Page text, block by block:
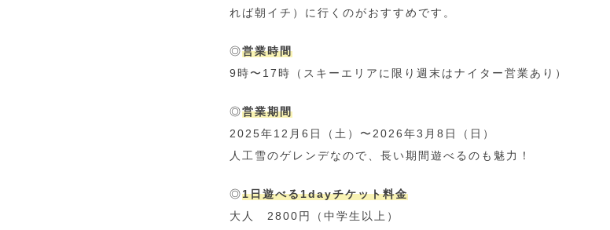
れば朝イチ）に行くのがおすすめです。
◎営業時間
9時〜17時（スキーエリアに限り週末はナイター営業あり）
◎営業期間
2025年12月6日（土）〜2026年3月8日（日）
人工雪のゲレンデなので、長い期間遊べるのも魅力！
◎1日遊べる1dayチケット料金
大人 2800円（中学生以上）